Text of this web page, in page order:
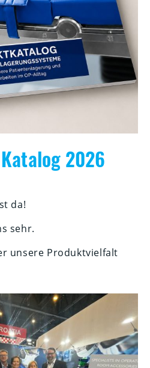
2026
da!
sehr.
unsere Produktvielfalt